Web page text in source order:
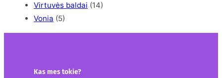
Virtuvės baldai (14)
Vonia (5)
Kas mes tokie?